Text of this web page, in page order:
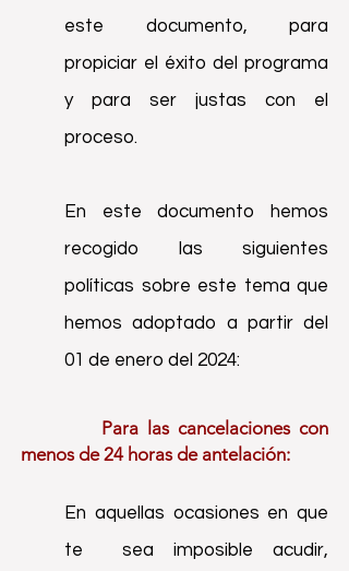
este documento, para
propiciar el éxito del programa
y para ser justas con el
proceso.
En este documento hemos
recogido las siguientes
políticas sobre este tema que
hemos adoptado a partir del
01 de enero del 2024:
Para las cancelaciones con
menos de 24 horas de antelación:
En aquellas ocasiones en que
te sea imposible acudir,